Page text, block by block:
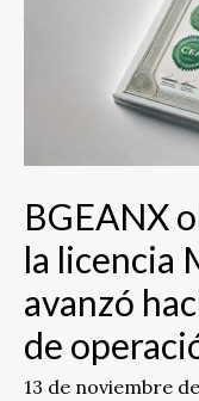
BGEANX
la licencia
avanzó
de
13 de noviembre
avanzó
hacia
una
nueva
de
operación
conforme